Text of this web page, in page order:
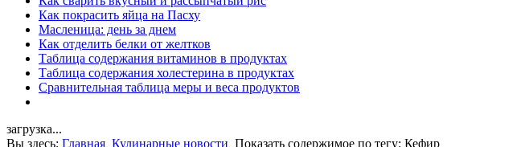
Как покрасить яйца на Пасху
Масленица: день за днем
Как отделить белки от желтков
Таблица содержания витаминов в продуктах
Таблица содержания холестерина в продуктах
Сравнительная таблица меры и веса продуктов
загрузка...
Вы здесь: Главная Кулинарные новости Показать содержимое по тегу: Кефир